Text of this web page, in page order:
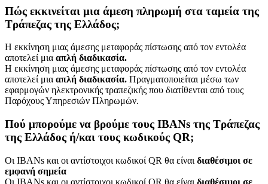
Πώς εκκινείται μια άμεση πληρωμή στα ταμεία της
Τράπεζας της Ελλάδος;
Η εκκίνηση μιας άμεσης μεταφοράς πίστωσης από τον εντολέα
αποτελεί μια απλή διαδικασία.
Η εκκίνηση μιας άμεσης μεταφοράς πίστωσης από τον εντολέα
αποτελεί μια απλή διαδικασία. Πραγματοποιείται μέσω των
εφαρμογών ηλεκτρονικής τραπεζικής που διατίθενται από τους
Παρόχους Υπηρεσιών Πληρωμών.
Πού μπορούμε να βρούμε τους ΙΒΑΝs της Τράπεζας
της Ελλάδος ή/και τους κωδικούς QR;
Οι IBANs και οι αντίστοιχοι κωδικοί QR θα είναι διαθέσιμοι σε
εμφανή σημεία
Οι IBANs και οι αντίστοιχοι κωδικοί QR θα είναι διαθέσιμοι σε